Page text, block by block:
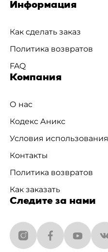
Информация
Как сделать заказ
Политика возвратов
FAQ
Компания
О нас
Кодекс Аникс
Условия использования
Контакты
Политика возвратов
Как заказать
Следите за нами